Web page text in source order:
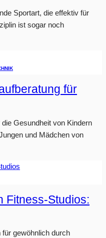
Sportart, die effektiv für
ist sogar noch
für
Gesundheit von Kindern
und Mädchen von
Fitness-Studios:
gewöhnlich durch